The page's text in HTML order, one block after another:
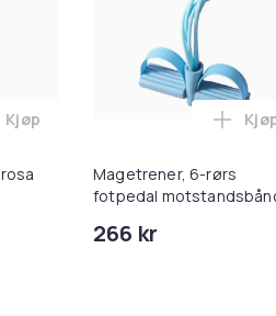
QC25, QC15, QC 2 AE 2, AE 2i,
Legg Stanley trakte 0,7 l, rosa i
Kjøp
Magetrener, 6-rørs
fotpedal
yoga og
266 kr